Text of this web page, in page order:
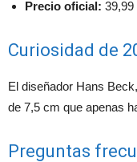
Precio oficial: 39,99
Curiosidad de
El diseñador Hans
de 7,5 cm que apenas
Preguntas